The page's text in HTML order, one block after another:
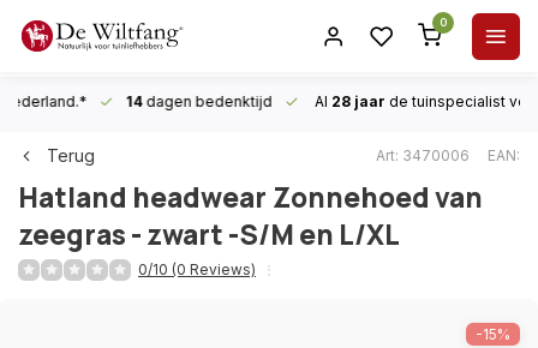
0
14dagen bedenktijd Al 28 jaar de tuinspecialist
Terug Art: 3470006 EAN:
Hatland headwear Zonnehoed van
zeegras - zwart -S/M en L/XL
0/10 (0 Reviews)
-15%